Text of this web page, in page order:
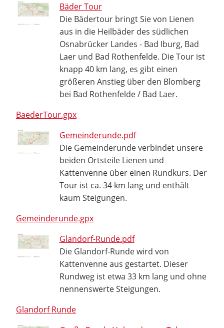
Bäder Tour
Die Bädertour bringt Sie von Lienen
aus in die Heilbäder des südlichen
Osnabrücker Landes - Bad Iburg, Bad
Laer und Bad Rothenfelde. Die Tour ist
knapp 40 km lang, es gibt einen
größeren Anstieg über den Blomberg
bei Bad Rothenfelde / Bad Laer.
BaederTour.gpx
Gemeinderunde.pdf
Die Gemeinderunde verbindet unsere
beiden Ortsteile Lienen und
Kattenvenne über einen Rundkurs. Der
Tour ist ca. 34 km lang und enthält
kaum Steigungen.
Gemeinderunde.gpx
Glandorf-Runde.pdf
Die Glandorf-Runde wird von
Kattenvenne aus gestartet. Dieser
Rundweg ist etwa 33 km lang und ohne
nennenswerte Steigungen.
Glandorf Runde